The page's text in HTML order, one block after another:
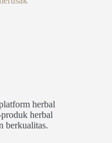
herbal
herbal
berkualitas.